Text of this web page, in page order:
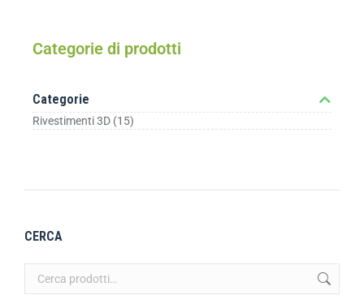
Categorie di prodotti
Categorie
Rivestimenti 3D (15)
CERCA